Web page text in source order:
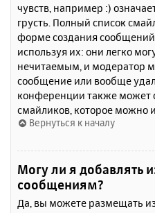
чувств, например :)
грусть. Полный список
форме создания
используя их: они легко
нечитаемым, и модератор
сообщение или вообще
конференции также может
смайликов, которое можно
Вернуться к началу
Могу ли я добавлять
сообщениям?
Да, вы можете размещать